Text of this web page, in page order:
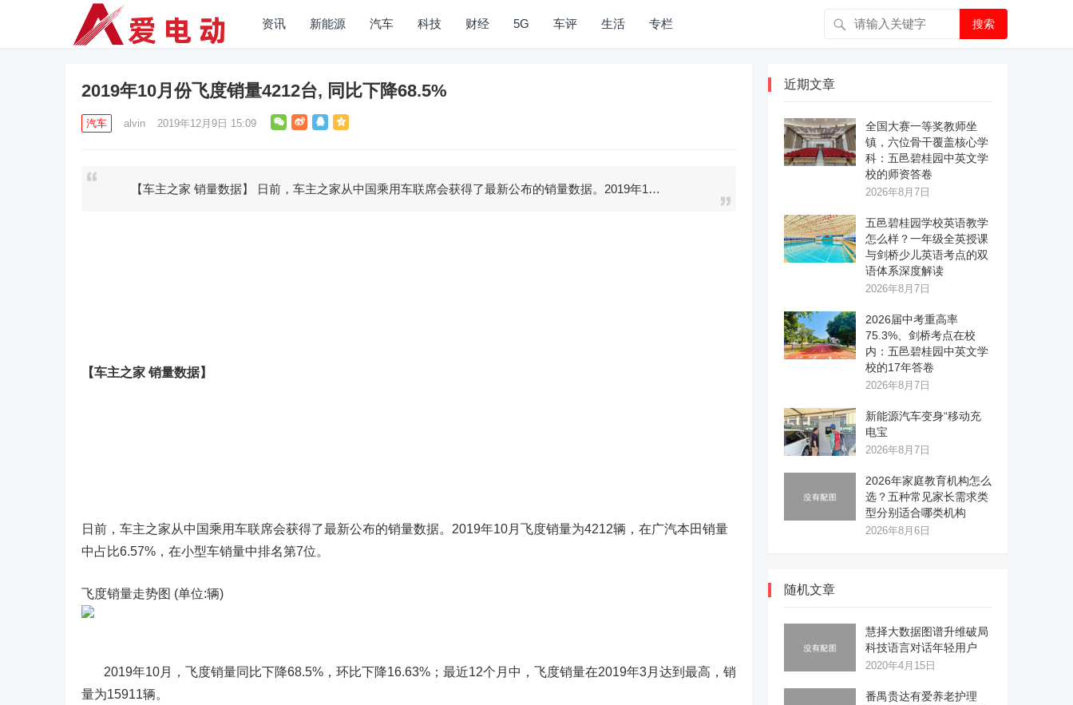
资讯 新能源 汽车 科技 财经 5G 车评 生活 专栏 搜索
2019年10月份飞度销量4212台, 同比下降68.5%
汽车 alvin 2019年12月9日 15:09
【车主之家 销量数据】 日前，车主之家从中国乘用车联席会获得了最新公布的销量数据。2019年1…
【车主之家 销量数据】
日前，车主之家从中国乘用车联席会获得了最新公布的销量数据。2019年10月飞度销量为4212辆，在广汽本田销量
中占比6.57%，在小型车销量中排名第7位。
飞度销量走势图 (单位:辆)
2019年10月，飞度销量同比下降68.5%，环比下降16.63%；最近12个月中，飞度销量在2019年3月达到最高，销
量为15911辆。
近期文章
全国大赛一等奖教师坐
镇，六位骨干覆盖核心学
科：五邑碧桂园中英文学
校的师资答卷
2026年8月7日
五邑碧桂园学校英语教学
怎么样？一年级全英授课
与剑桥少儿英语考点的双
语体系深度解读
2026年8月7日
2026届中考重高率
75.3%、剑桥考点在校
内：五邑碧桂园中英文学
校的17年答卷
2026年8月7日
新能源汽车变身“移动充
电宝
2026年8月7日
2026年家庭教育机构怎么
选？五种常见家长需求类
型分别适合哪类机构
2026年8月6日
随机文章
慧择大数据图谱升维破局
科技语言对话年轻用户
2020年4月15日
番禺贵达有爱养老护理